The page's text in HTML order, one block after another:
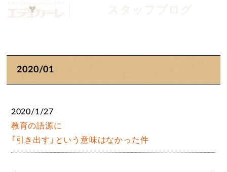
2020/01
2020/1/27
教育の語源に
「引き出す」という意味はなかった件